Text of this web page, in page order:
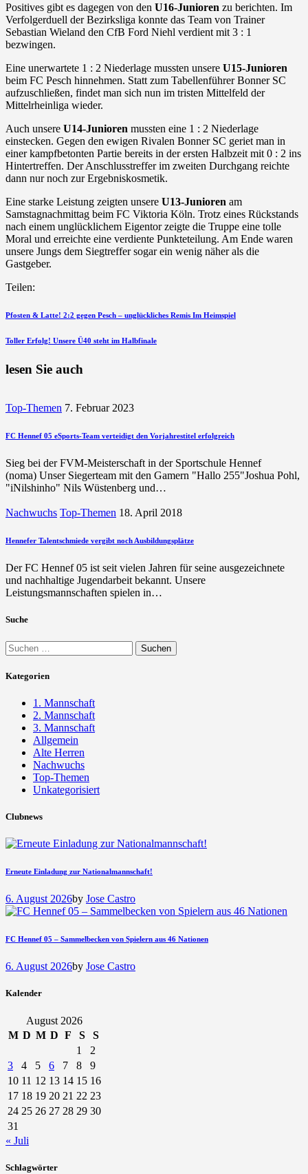
Positives gibt es dagegen von den U16-Junioren zu berichten. Im
Verfolgerduell der Bezirksliga konnte das Team von Trainer
Sebastian Wieland den CfB Ford Niehl verdient mit 3 : 1
bezwingen.
Eine unerwartete 1 : 2 Niederlage mussten unsere U15-Junioren
beim FC Pesch hinnehmen. Statt zum Tabellenführer Bonner SC
aufzuschließen, findet man sich nun im tristen Mittelfeld der
Mittelrheinliga wieder.
Auch unsere U14-Junioren mussten eine 1 : 2 Niederlage
einstecken. Gegen den ewigen Rivalen Bonner SC geriet man in
einer kampfbetonten Partie bereits in der ersten Halbzeit mit 0 : 2 ins
Hintertreffen. Der Anschlusstreffer im zweiten Durchgang reichte
dann nur noch zur Ergebniskosmetik.
Eine starke Leistung zeigten unsere U13-Junioren am
Samstagnachmittag beim FC Viktoria Köln. Trotz eines Rückstands
nach einem unglücklichem Eigentor zeigte die Truppe eine tolle
Moral und erreichte eine verdiente Punkteteilung. Am Ende waren
unsere Jungs dem Siegtreffer sogar ein wenig näher als die
Gastgeber.
Teilen:
Beitragsnavigation
vorherigen
Pfosten & Latte! 2:2 gegen Pesch – unglückliches Remis Im Heimspiel
nächsten
Toller Erfolg! Unsere Ü40 steht im Halbfinale
lesen Sie auch
Top-Themen 7. Februar 2023
FC Hennef 05 eSports-Team verteidigt den Vorjahrestitel erfolgreich
Sieg bei der FVM-Meisterschaft in der Sportschule Hennef
(noma) Unser Siegerteam mit den Gamern "Hallo 255"Joshua Pohl,
"iNilshinho" Nils Wüstenberg und…
Nachwuchs Top-Themen 18. April 2018
Hennefer Talentschmiede vergibt noch Ausbildungsplätze
Der FC Hennef 05 ist seit vielen Jahren für seine ausgezeichnete
und nachhaltige Jugendarbeit bekannt. Unsere
Leistungsmannschaften spielen in…
Suche
Suchen
nach:
Kategorien
1. Mannschaft
2. Mannschaft
3. Mannschaft
Allgemein
Alte Herren
Nachwuchs
Top-Themen
Unkategorisiert
Clubnews
Erneute Einladung zur Nationalmannschaft!
6. August 2026by Jose Castro
FC Hennef 05 – Sammelbecken von Spielern aus 46 Nationen
6. August 2026by Jose Castro
Kalender
August 2026
M D M D F S
S
1
2
3
4 5 6 7 8
9
10 11 12 13 14 15 16
17 18 19 20 21 22 23
24 25 26 27 28 29 30
31
« Juli
Schlagwörter